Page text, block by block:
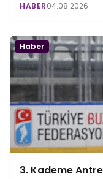
HABER04.08.2026
Haber
3. Kademe